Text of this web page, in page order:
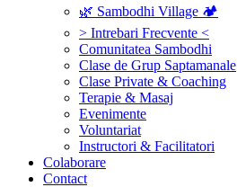
🌿 Sambodhi Village 🏕️
> Intrebari Frecvente <
Comunitatea Sambodhi
Clase de Grup Saptamanale
Clase Private & Coaching
Terapie & Masaj
‎Evenimente
Voluntariat
‏‏‎Instructori & Facilitatori
Colaborare
Contact